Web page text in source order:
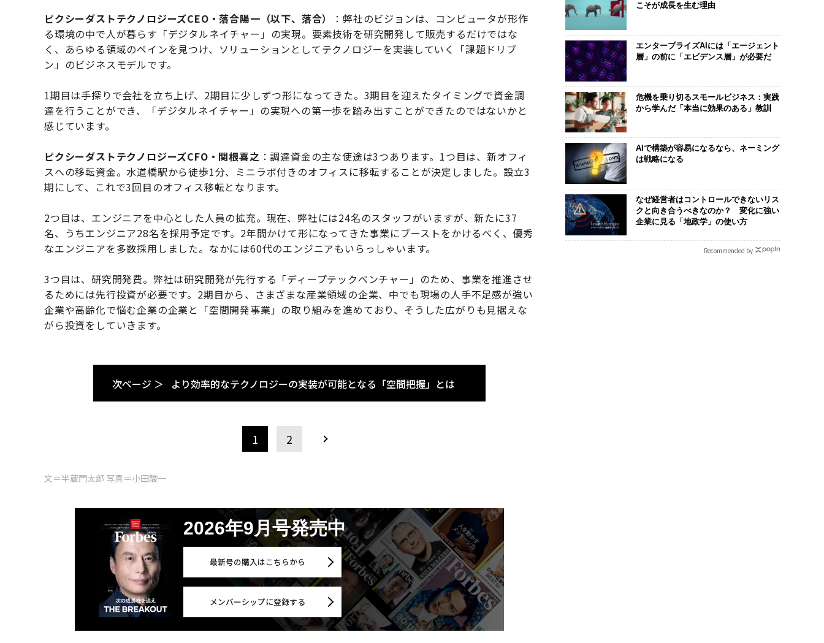
ピクシーダストテクノロジーズCEO・落合陽一（以下、落合）
：弊社のビジョンは、コンピュータが形作
る環境の中で人が暮らす「デジタルネイチャー」の実現。要素技術を研究開発して販売するだけではな
く、あらゆる領域のペインを見つけ、ソリューションとしてテクノロジーを実装していく「課題ドリブ
ン」のビジネスモデルです。
1期目は手探りで会社を立ち上げ、2期目に少しずつ形になってきた。3期目を迎えたタイミングで資金調
達を行うことができ、「デジタルネイチャー」の実現への第一歩を踏み出すことができたのではないかと
感じています。
ピクシーダストテクノロジーズCFO・関根喜之 ：調達資金の主な使途は3つあります。1つ目は、新オフィ
スへの移転資金。水道橋駅から徒歩1分、ミニラボ付きのオフィスに移転することが決定しました。設立3
期にして、これで3回目のオフィス移転となります。
2つ目は、エンジニアを中心とした人員の拡充。現在、弊社には24名のスタッフがいますが、新たに37
名、うちエンジニア28名を採用予定です。2年間かけて形になってきた事業にブーストをかけるべく、優秀
なエンジニアを多数採用しました。なかには60代のエンジニアもいらっしゃいます。
3つ目は、研究開発費。弊社は研究開発が先行する「ディープテックベンチャー」のため、事業を推進させ
るためには先行投資が必要です。2期目から、さまざまな産業領域の企業、中でも現場の人手不足感が強い
企業や高齢化で悩む企業の企業と「空間開発事業」の取り組みを進めており、そうした広がりも見据えな
がら投資をしていきます。
次ページ ＞ より効率的なテクノロジーの実装が可能となる「空間把握」とは
1 2
文＝半蔵門太郎 写真＝小田駿一
2026年9月号発売中
最新号の購入はこちらから
メンバーシップに登録する
こそが成長を生む理由
エンタープライズAIには「エージェント
層」の前に「エビデンス層」が必要だ
危機を乗り切るスモールビジネス：実践
から学んだ「本当に効果のある」教訓
AIで構築が容易になるなら、ネーミング
は戦略になる
なぜ経営者はコントロールできないリス
クと向き合うべきなのか？ 変化に強い
企業に見る「地政学」の使い方
Recommended by